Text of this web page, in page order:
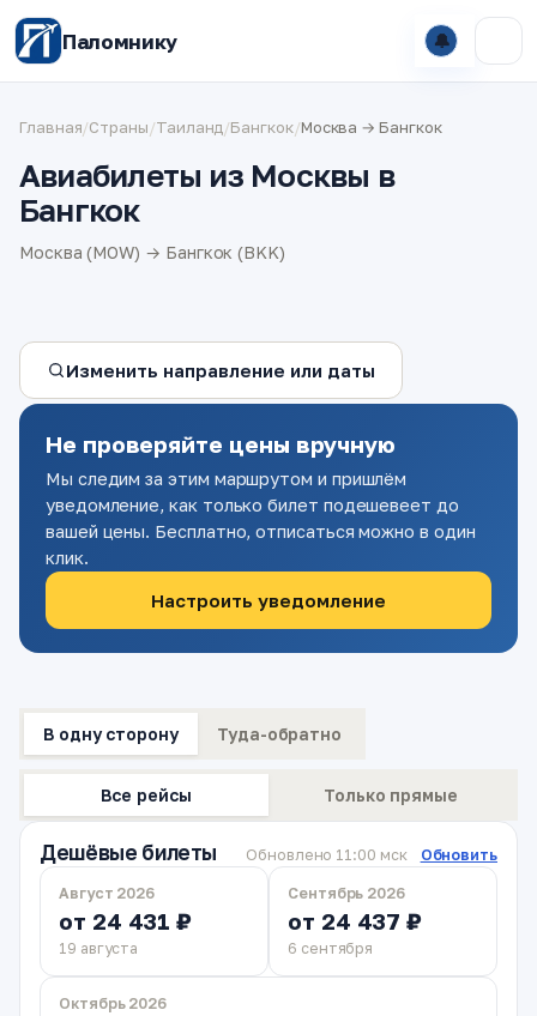
Паломнику 🔔
Главная/Страны/Таиланд/Бангкок/Москва → Бангкок
Авиабилеты из Москвы в
Бангкок
Москва (MOW) → Бангкок (BKK)
Изменить направление или даты
Не проверяйте цены вручную
Мы следим за этим маршрутом и пришлём
уведомление, как только билет подешевеет до
вашей цены. Бесплатно, отписаться можно в один
клик.
Настроить уведомление
В одну сторону Туда-обратно
Все рейсы Только прямые
Дешёвые билеты Обновлено 11:00 мск Обновить
Август 2026
от 24 431 ₽
19 августа
Сентябрь 2026
от 24 437 ₽
6 сентября
Октябрь 2026